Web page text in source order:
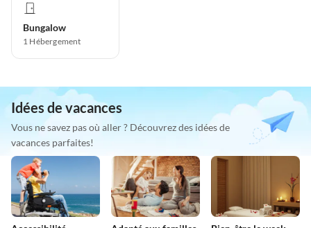
Bungalow
1 Hébergement
Idées de vacances
Vous ne savez pas où aller ? Découvrez des idées de
vacances parfaites!